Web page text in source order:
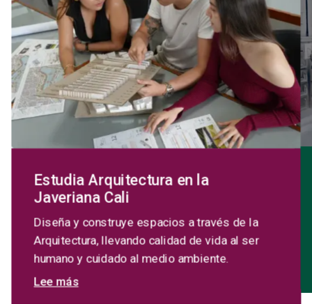
Estudia Arquitectura en la
Javeriana Cali
Diseña y construye espacios a través de la
Arquitectura, llevando calidad de vida al ser
humano y cuidado al medio ambiente.
Lee mássobre Estudia Arquitectura en la Javeriana